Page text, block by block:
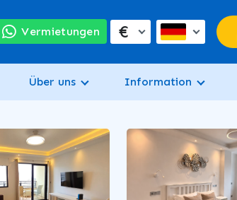
Vermietungen €
Über uns Information